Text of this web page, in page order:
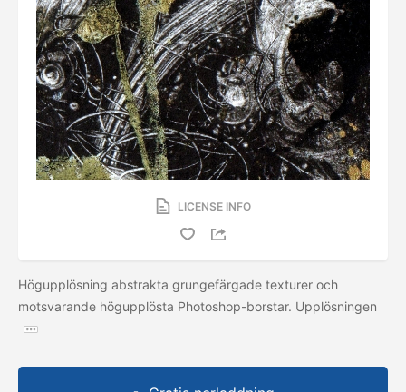
LICENSE INFO
Högupplösning abstrakta grungefärgade texturer och
motsvarande högupplösta Photoshop-borstar. Upplösningen